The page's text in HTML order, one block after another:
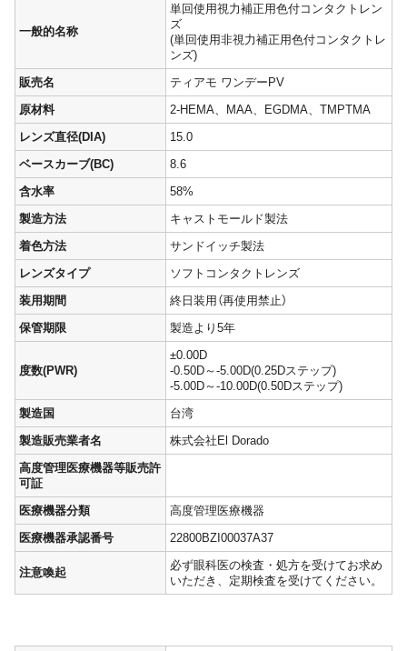
一般的名称
単回使用視力補正用色付コンタクトレン
ズ
(単回使用非視力補正用色付コンタクトレ
ンズ)
販売名
ティアモ ワンデーPV
原材料
2-HEMA、MAA、EGDMA、TMPTMA
レンズ直径(DIA)
15.0
ベースカーブ(BC)
8.6
含水率
58%
製造方法
キャストモールド製法
着色方法
サンドイッチ製法
レンズタイプ
ソフトコンタクトレンズ
装用期間
終日装用（再使用禁止）
保管期限
製造より5年
度数(PWR)
±0.00D
-0.50D～-5.00D(0.25Dステップ)
-5.00D～-10.00D(0.50Dステップ)
製造国
台湾
製造販売業者名
株式会社El Dorado
高度管理医療機器等販売許
可証
医療機器分類
高度管理医療機器
医療機器承認番号
22800BZI00037A37
注意喚起
必ず眼科医の検査・処方を受けてお求め
いただき、定期検査を受けてください。